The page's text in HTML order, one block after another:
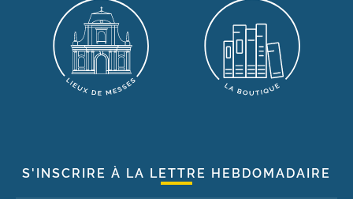
S'INSCRIRE À LA LETTRE HEBDOMADAIRE